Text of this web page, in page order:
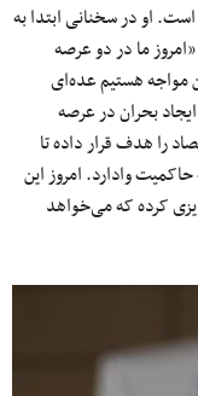
او در سخنانی ابتدا به
ما در دو عرصه
مواجه هستیم عده‌ای
بحران در عرصه
را هدف قرار داده تا
وادارد. امروز این
کرده که می‌خواهد